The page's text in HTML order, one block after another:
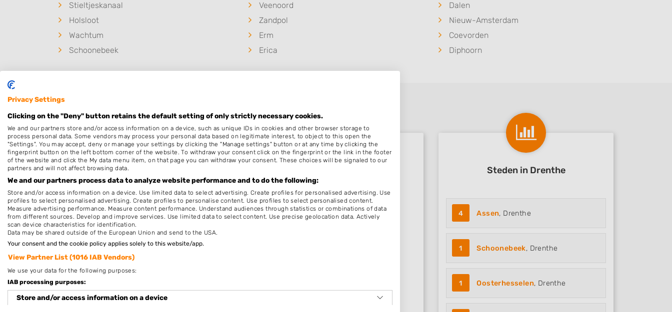
Stieltjeskanaal Veenoord
Dalen
Holsloot
Zandpol
Nieuw-Amsterdam
Wachtum
Erm
Coevorden
Schoonebeek
Erica Diphoorn
Nieuw in Dalerveen
Nog geen statistieken beschikbaar. Nog geen statistieken beschikbaar.
Steden in Drenthe
4 Assen, Drenthe
1 Schoonebeek, Drenthe
1 Oosterhesselen, Drenthe
Privacy Settings
Clicking on the "Deny" button retains the default setting of only strictly necessary cookies.
We and our partners store and/or access information on a device, such as unique IDs in cookies and other browser storage to
process personal data. Some vendors may process your personal data based on legitimate interest, to object to this open the
"Settings". You may accept, deny or manage your settings by clicking the "Manage settings" button or at any time by clicking the
fingerprint button on the left bottom corner of the website. To withdraw your consent click on the fingerprint or the link in the footer
of the website and click the My data menu item, on that page you can withdraw your consent. These choices will be signaled to our
partners and will not affect browsing data.
We and our partners process data to analyze website performance and to do the following:
Store and/or access information on a device. Use limited data to select advertising. Create profiles for personalised advertising. Use
profiles to select personalised advertising. Create profiles to personalise content. Use profiles to select personalised content.
Measure advertising performance. Measure content performance. Understand audiences through statistics or combinations of data
from different sources. Develop and improve services. Use limited data to select content. Use precise geolocation data. Actively
scan device characteristics for identification.
Data may be shared outside of the European Union and send to the USA.
Your consent and the cookie policy applies solely to this website/app.
View Partner List (1016 IAB Vendors)
We use your data for the following purposes:
IAB processing purposes:
Store and/or access information on a device